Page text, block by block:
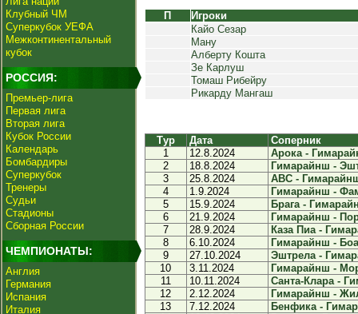
Клубный ЧМ
Суперкубок УЕФА
Межконтинентальный
кубок
РОССИЯ:
Премьер-лига
Первая лига
Вторая лига
Кубок России
Календарь
Бомбардиры
Суперкубок
Тренеры
Судьи
Стадионы
Сборная России
ЧЕМПИОНАТЫ:
Англия
Германия
Испания
Италия
П
Игроки
Кайо Сезар
Ману
Алберту Кошта
Зе Карлуш
Томаш Рибейру
Рикарду Мангаш
Тур Дата
Соперник
1
12.8.2024
Арока -
2
18.8.2024
Гимарайнш -
3
25.8.2024
АВС -
4
1.9.2024
Гимарайнш -
5
15.9.2024
Брага -
6
21.9.2024
Гимарайнш -
7
28.9.2024
Каза Пиа -
8
6.10.2024
Гимарайнш -
9
27.10.2024
Эштрела -
10
3.11.2024
Гимарайнш -
11
10.11.2024
Санта-Клара -
12
2.12.2024
Гимарайнш -
13
7.12.2024
Бенфика -